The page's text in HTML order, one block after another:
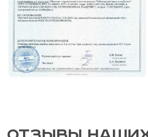
БЛОКИ ПРОИЗВОДСТВА
ЧЕБОКСАРСКОГО ЗАВОДА
ТЕПЛОБЛОКОВ, КОТОРЫЕ МОГУТ
ИСПОЛЬЗОВАТЬСЯ ДЛЯ
СООРУЖЕНИЯ ЗДАНИЙ ВЫСОТОЙ ДО
4-Х ЭТАЖЕЙ. ЧЕБОКСАРСКИЙ ЗАВОД
ТЕПЛОБЛОКОВ - КРУПНЕЙШИЙ
ПРОИЗВОДИТЕЛЬ ТЕПЛОБЛОКОВ В
ФАСАДНЫЙ ТОЛЩИНОЙ 70-80 ММ,